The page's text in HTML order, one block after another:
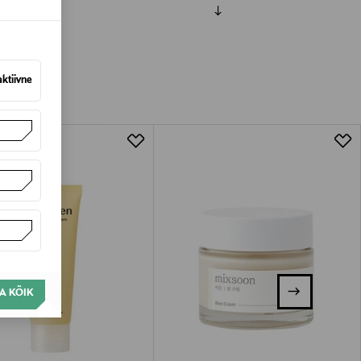
KÕIK
Suletud pakendis toodete puhul